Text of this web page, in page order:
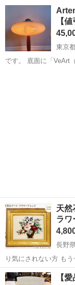
神奈川 横浜市
【値
東京
です。 底面に「
天然
ラワ
長野
り気にされない方 も
ったらご覧になっ…
長野 諏訪市 上
【